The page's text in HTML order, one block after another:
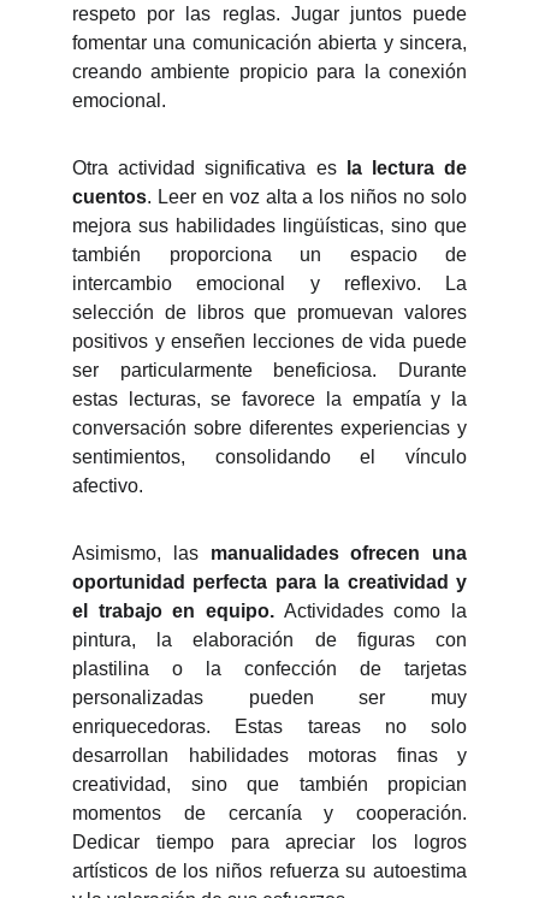
respeto por las reglas. Jugar juntos puede
fomentar una comunicación abierta y sincera,
creando ambiente propicio para la conexión
emocional.
Otra actividad significativa es
la lectura de
cuentos. Leer en voz alta a los niños no solo
mejora sus habilidades lingüísticas, sino que
también proporciona un espacio de
intercambio emocional y reflexivo. La
selección de libros que promuevan valores
positivos y enseñen lecciones de vida puede
ser particularmente beneficiosa. Durante
estas lecturas, se favorece la empatía y la
conversación sobre diferentes experiencias y
sentimientos, consolidando el vínculo
afectivo.
Asimismo, las manualidades ofrecen una
oportunidad perfecta para la creatividad y
el trabajo en equipo. Actividades como la
pintura, la elaboración de figuras con
plastilina o la confección de tarjetas
personalizadas pueden ser muy
enriquecedoras. Estas tareas no solo
desarrollan habilidades motoras finas y
creatividad, sino que también propician
momentos de cercanía y cooperación.
Dedicar tiempo para apreciar los logros
artísticos de los niños refuerza su autoestima